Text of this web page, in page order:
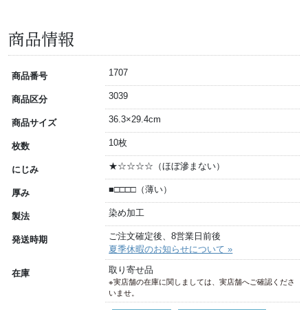
商品情報
商品番号 1707
商品区分 3039
商品サイズ 36.3×29.4cm
枚数 10枚
にじみ ★☆☆☆☆（ほぼ滲まない）
厚み ■□□□□（薄い）
製法 染め加工
発送時期
ご注文確定後、8営業日前後
夏季休暇のお知らせについて »
在庫 取り寄せ品
※実店舗の在庫に関しましては、実店舗へご確認くださ
いませ。